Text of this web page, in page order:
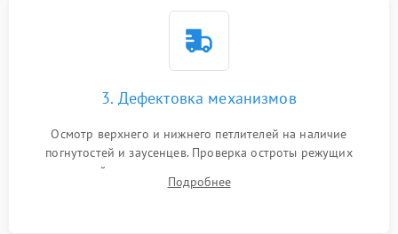
3. Дефектовка механизмов
Осмотр верхнего и нижнего петлителей на наличие
погнутостей и заусенцев. Проверка остроты режущих
кромок ножей, состояния приводного ремня, электромотора
и механизма дифференциальной подачи ткани.
Подробнее